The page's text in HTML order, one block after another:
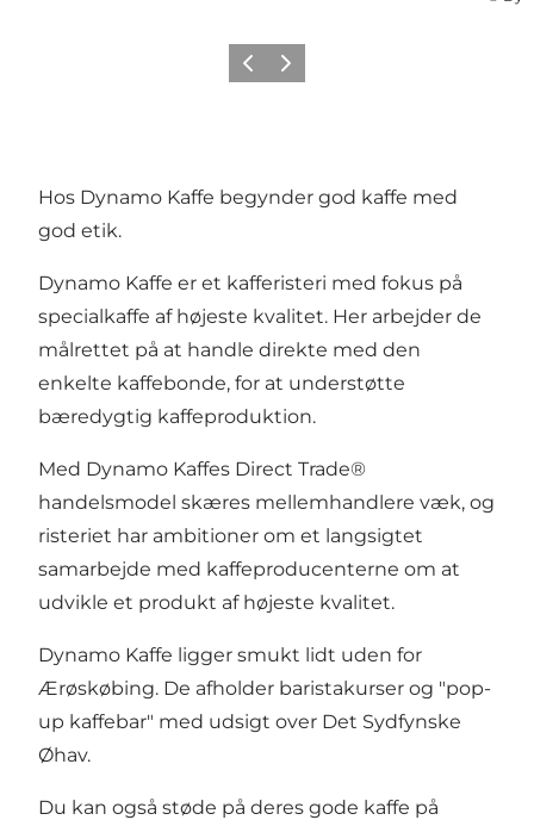
ForrigeNeste
Hos Dynamo Kaffe begynder god kaffe med
god etik.
Dynamo Kaffe er et kafferisteri med fokus på
specialkaffe af højeste kvalitet. Her arbejder de
målrettet på at handle direkte med den
enkelte kaffebonde, for at understøtte
bæredygtig kaffeproduktion.
Med Dynamo Kaffes Direct Trade®
handelsmodel skæres mellemhandlere væk, og
risteriet har ambitioner om et langsigtet
samarbejde med kaffeproducenterne om at
udvikle et produkt af højeste kvalitet.
Dynamo Kaffe ligger smukt lidt uden for
Ærøskøbing. De afholder baristakurser og "pop-
up kaffebar" med udsigt over Det Sydfynske
Øhav.
Du kan også støde på deres gode kaffe på